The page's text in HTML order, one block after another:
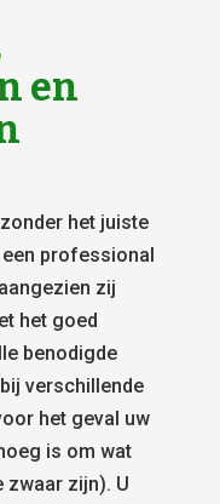
en
het juiste
professional
zij
het goed
benodigde
verschillende
het geval uw
is om wat
zwaar zijn). U